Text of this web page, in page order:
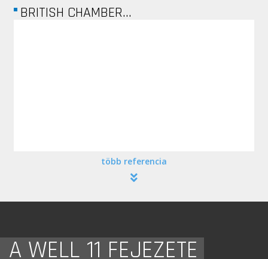
BRITISH CHAMBER...
több referencia
A WELL 11 FEJEZETE